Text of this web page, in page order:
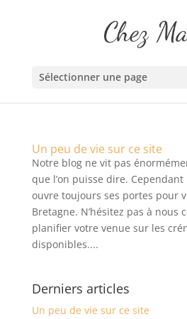
Sélectionner une page
Un peu de vie sur ce site
Notre blog ne vit pas
que l’on puisse dire.
ouvre toujours ses portes pour
Bretagne. N’hésitez pas à nous
planifier votre venue sur les
disponibles....
Derniers articles
Un peu de vie sur ce site